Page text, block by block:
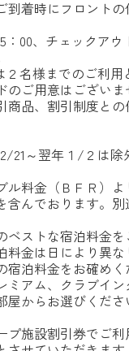
到着時にフロントの
：00、チェックアウ
２名様までのご利用
のご用意はございま
商品、割引制度と
21～翌年１/２は除
ル料金（ＢＦＲ）
含んでおります。
ベストな宿泊料金
料金は日により異
泊料金をお確めく
ミアム、クラブイ
屋からお選びくだ
プ施設割引券でご